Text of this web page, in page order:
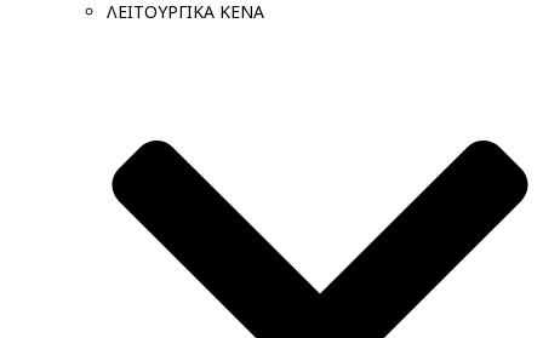
ΛΕΙΤΟΥΡΓΙΚΑ ΚΕΝΑ